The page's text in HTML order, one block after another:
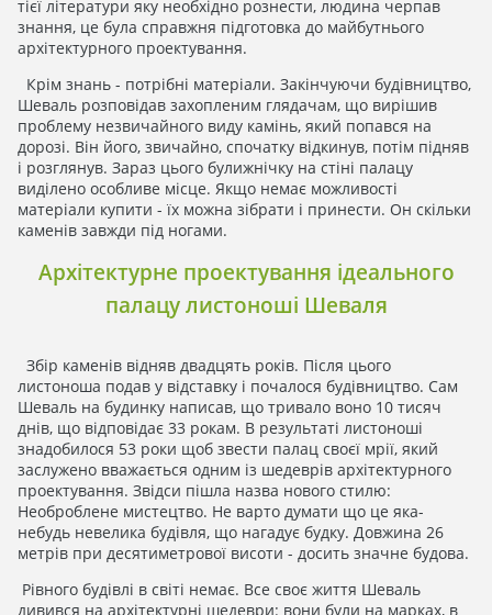
тієї літератури яку необхідно рознести, людина черпав
знання, це була справжня підготовка до майбутнього
архітектурного проектування.
Крім знань - потрібні матеріали. Закінчуючи будівництво,
Шеваль розповідав захопленим глядачам, що вирішив
проблему незвичайного виду камінь, який попався на
дорозі. Він його, звичайно, спочатку відкинув, потім підняв
і розглянув. Зараз цього булижнічку на стіні палацу
виділено особливе місце. Якщо немає можливості
матеріали купити - їх можна зібрати і принести. Он скільки
каменів завжди під ногами.
Архітектурне проектування ідеального
палацу листоноші Шеваля
Збір каменів відняв двадцять років. Після цього
листоноша подав у відставку і почалося будівництво. Сам
Шеваль на будинку написав, що тривало воно 10 тисяч
днів, що відповідає 33 рокам. В результаті листоноші
знадобилося 53 роки щоб звести палац своєї мрії, який
заслужено вважається одним із шедеврів архітектурного
проектування. Звідси пішла назва нового стилю:
Необроблене мистецтво. Не варто думати що це яка-
небудь невелика будівля, що нагадує будку. Довжина 26
метрів при десятиметрової висоти - досить значне будова.
Рівного будівлі в світі немає. Все своє життя Шеваль
дивився на архітектурні шедеври: вони були на марках, в